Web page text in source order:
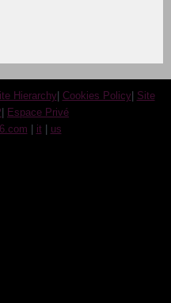
Hierarchy| Cookies Policy| Site
| Espace Privé
| it | us